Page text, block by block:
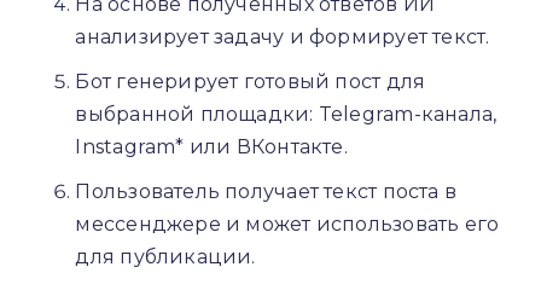
анализирует задачу и формирует текст.
Бот генерирует готовый пост для
выбранной площадки: Telegram-канала,
Instagram* или ВКонтакте.
Пользователь получает текст поста в
мессенджере и может использовать его
для публикации.